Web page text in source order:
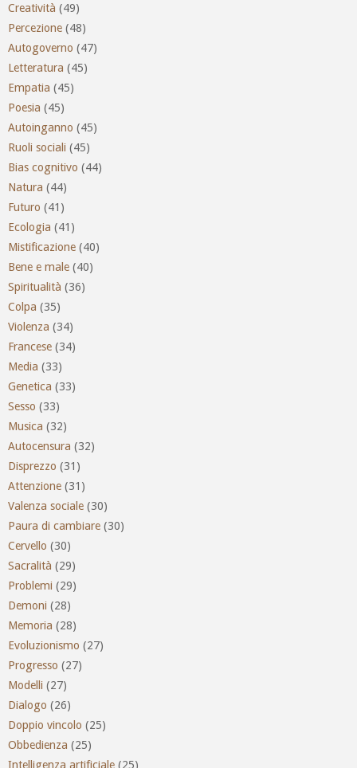
Creatività (49)
Percezione (48)
Autogoverno (47)
Letteratura (45)
Empatia (45)
Poesia (45)
Autoinganno (45)
Ruoli sociali (45)
Bias cognitivo (44)
Natura (44)
Futuro (41)
Ecologia (41)
Mistificazione (40)
Bene e male (40)
Spiritualità (36)
Colpa (35)
Violenza (34)
Francese (34)
Media (33)
Genetica (33)
Sesso (33)
Musica (32)
Autocensura (32)
Disprezzo (31)
Attenzione (31)
Valenza sociale (30)
Paura di cambiare (30)
Cervello (30)
Sacralità (29)
Problemi (29)
Demoni (28)
Memoria (28)
Evoluzionismo (27)
Progresso (27)
Modelli (27)
Dialogo (26)
Doppio vincolo (25)
Obbedienza (25)
Intelligenza artificiale (25)